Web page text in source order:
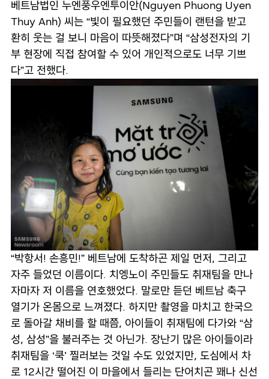
베트남법인 누엔풍우엔투이안(Nguyen Phuong Uyen
Thuy Anh) 씨는 “빛이 필요했던 주민들이 랜턴을 받고
환히 웃는 걸 보니 마음이 따뜻해졌다”며 “삼성전자의 기
부 현장에 직접 참여할 수 있어 개인적으로도 너무 기쁘
다”고 전했다.
“박항서! 손흥민!” 베트남에 도착하곤 제일 먼저, 그리고
자주 들었던 이름이다. 치엥노이 주민들도 취재팀을 만나
자마자 저 이름을 연호했었다. 말로만 듣던 베트남 축구
열기가 온몸으로 느껴졌다. 하지만 촬영을 마치고 한국으
로 돌아갈 채비를 할 때쯤, 아이들이 취재팀에 다가와 “삼
성, 삼성”을 불러주는 것 아닌가. 장난기 많은 아이들이라
취재팀을 ‘쿡’ 찔러보는 것일 수도 있었지만, 도심에서 차
로 12시간 떨어진 이 마을에서 들리는 단어치곤 꽤나 신선